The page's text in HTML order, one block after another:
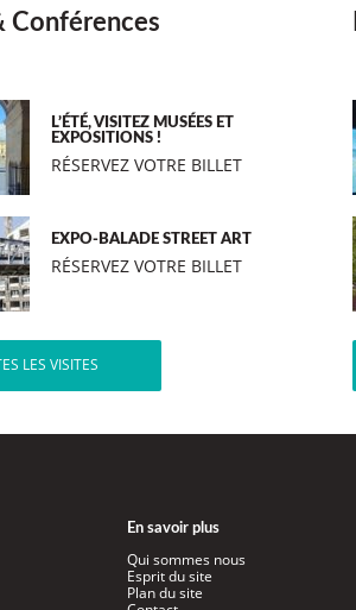
Conférences
L’ÉTÉ, VISITEZ MUSÉES ET
EXPOSITIONS !
RÉSERVEZ VOTRE BILLET
EXPO-BALADE STREET ART
RÉSERVEZ VOTRE BILLET
LES VISITES
En savoir plus
Qui sommes nous
Esprit du site
Plan du site